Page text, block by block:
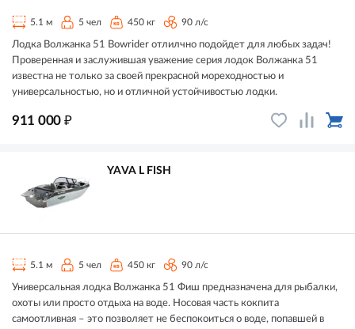
5.1 м 5 чел 450 кг 90 л/с
Лодка Волжанка 51 Bowrider отлилчно подойдет для любых задач!
Проверенная и заслужившая уважение серия лодок Волжанка 51
известна не только за своей прекрасной мореходностью и
универсальностью, но и отличной устойчивостью лодки.
911 000 ₽
YAVA L FISH
5.1 м 5 чел 450 кг 90 л/с
Универсальная лодка Волжанка 51 Фиш предназначена для рыбалки,
охоты или просто отдыха на воде. Носовая часть кокпита
самоотливная – это позволяет не беспокоиться о воде, попавшей в